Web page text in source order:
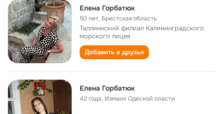
Елена Горбатюк
50 лет, Брестская область
Таллиннский филиал Калининградского
морского лицея
Добавить в друзья
Елена Горбатюк
42 года, Измаил Одеской оласти